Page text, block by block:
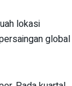
lokasi
global